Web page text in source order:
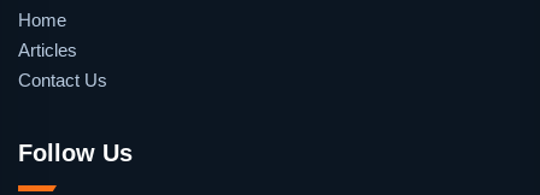
Home
Articles
Contact Us
Follow Us